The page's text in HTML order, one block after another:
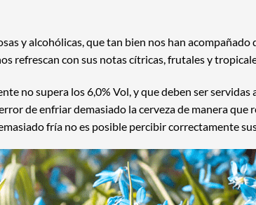
y alcohólicas, que tan bien nos han acompañado
refrescan con sus notas cítricas, frutales y
no supera los 6,0% Vol, y que deben ser servidas
de enfriar demasiado la cerveza de manera que
fría no es posible percibir correctamente